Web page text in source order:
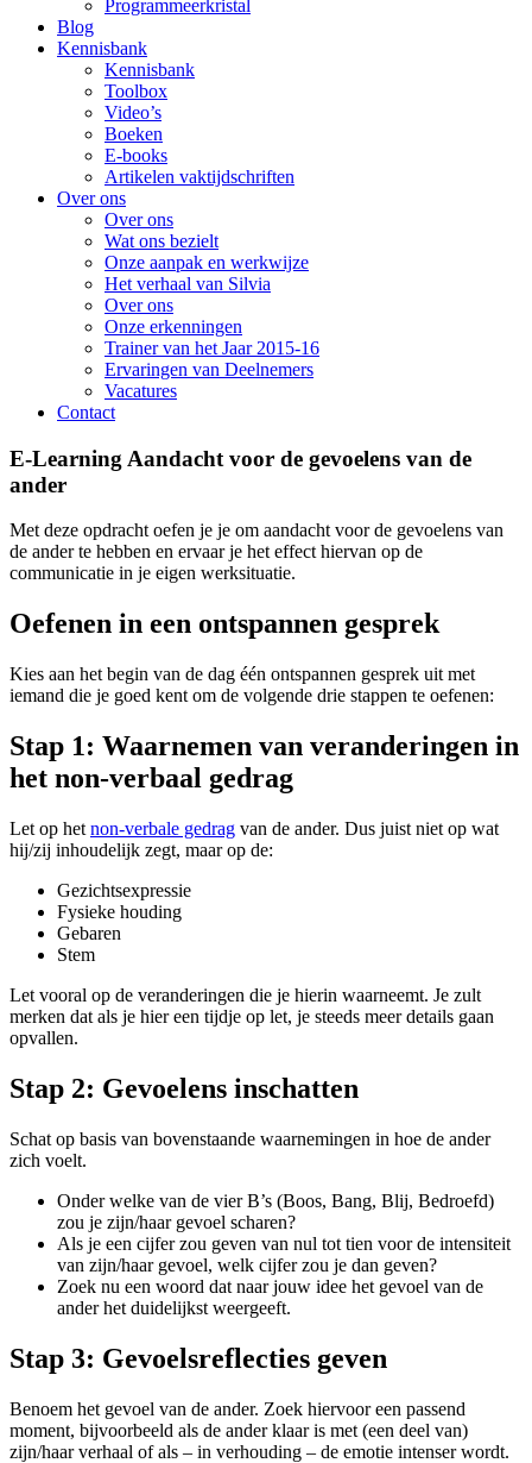
Programmeerkristal
Blog
Kennisbank
Kennisbank
Toolbox
Video’s
Boeken
E-books
Artikelen vaktijdschriften
Over ons
Over ons
Wat ons bezielt
Onze aanpak en werkwijze
Het verhaal van Silvia
Over ons
Onze erkenningen
Trainer van het Jaar 2015-16
Ervaringen van Deelnemers
Vacatures
Contact
E-Learning Aandacht voor de gevoelens van de
ander
Met deze opdracht oefen je je om aandacht voor de gevoelens van
de ander te hebben en ervaar je het effect hiervan op de
communicatie in je eigen werksituatie.
Oefenen in een ontspannen gesprek
Kies aan het begin van de dag één ontspannen gesprek uit met
iemand die je goed kent om de volgende drie stappen te oefenen:
Stap 1: Waarnemen van veranderingen in
het non-verbaal gedrag
Let op het non-verbale gedrag van de ander. Dus juist niet op wat
hij/zij inhoudelijk zegt, maar op de:
Gezichtsexpressie
Fysieke houding
Gebaren
Stem
Let vooral op de veranderingen die je hierin waarneemt. Je zult
merken dat als je hier een tijdje op let, je steeds meer details gaan
opvallen.
Stap 2: Gevoelens inschatten
Schat op basis van bovenstaande waarnemingen in hoe de ander
zich voelt.
Onder welke van de vier B’s (Boos, Bang, Blij, Bedroefd)
zou je zijn/haar gevoel scharen?
Als je een cijfer zou geven van nul tot tien voor de intensiteit
van zijn/haar gevoel, welk cijfer zou je dan geven?
Zoek nu een woord dat naar jouw idee het gevoel van de
ander het duidelijkst weergeeft.
Stap 3: Gevoelsreflecties geven
Benoem het gevoel van de ander. Zoek hiervoor een passend
moment, bijvoorbeeld als de ander klaar is met (een deel van)
zijn/haar verhaal of als – in verhouding – de emotie intenser wordt.